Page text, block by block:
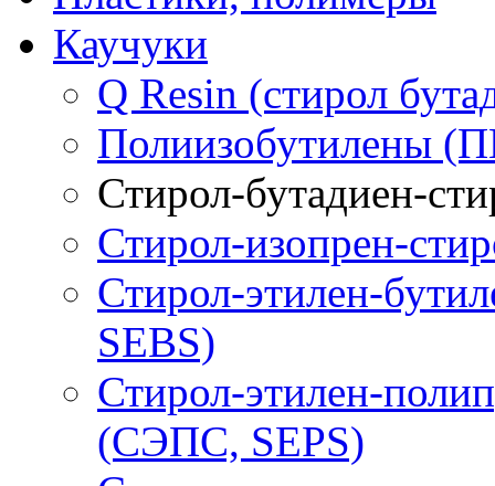
Каучуки
Q Resin (стирол
Полиизобутилены
Стирол-бутадиен-
Стирол-изопрен-
Стирол-этилен-
SEBS)
Стирол-этилен-
(СЭПС, SEPS)